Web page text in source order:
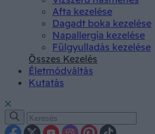
Afta kezelése
Dagadt boka kezelése
Napallergia kezelése
Fülgyulladás kezelése
Összes Kezelés
Életmódváltás
Kutatás